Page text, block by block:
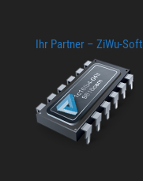
Ihr Partner – ZiWu-Soft